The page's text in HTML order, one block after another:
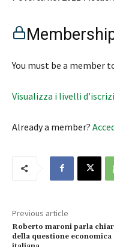
You must be a member
Visualizza i livelli
Already a member?
Previous article
Roberto maroni parla
della questione economica